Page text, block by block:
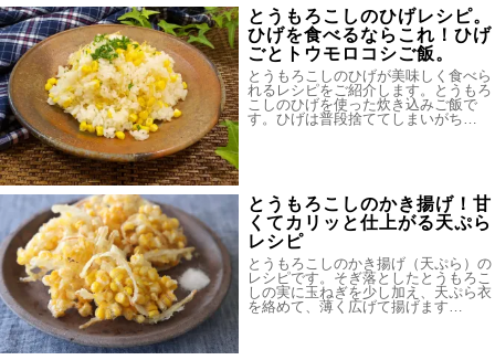
とうもろこしのひげレシピ。
ひげを食べるならこれ！ひげ
ごとトウモロコシご飯。
とうもろこしのひげが美味しく食べら
れるレシピをご紹介します。とうもろ
こしのひげを使った炊き込みご飯で
す。ひげは普段捨ててしまいがち…
とうもろこしのかき揚げ！甘
くてカリッと仕上がる天ぷら
レシピ
とうもろこしのかき揚げ（天ぷら）の
レシピです。そぎ落としたとうもろこ
しの実に玉ねぎを少し加え、天ぷら衣
を絡めて、薄く広げて揚げます…